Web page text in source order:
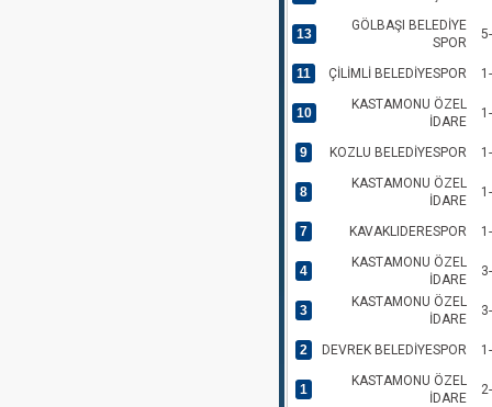
13
GÖLBAŞI BELEDİYE
SPOR
11 ÇİLİMLİ BELEDİYESPOR
10
KASTAMONU ÖZEL
İDARE
9 KOZLU BELEDİYESPOR
8
KASTAMONU ÖZEL
İDARE
7 KAVAKLIDERESPOR
4
KASTAMONU ÖZEL
İDARE
3
KASTAMONU ÖZEL
İDARE
2 DEVREK BELEDİYESPOR
1
KASTAMONU ÖZEL
İDARE